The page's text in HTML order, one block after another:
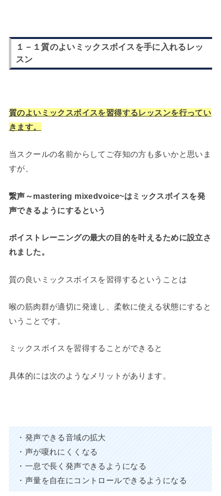
１－１質のよいミックスボイスを手に入れるレッ
スン
質のよいミックスボイスを習得するレッスンを行ってい
きます。
当スクールの名前からしてご存知の方も多いかと思いま
すが、
繋声～mastering mixedvoice~はミックスボイスを発
声できるようにするという
ボイストレーニングの最大の目的を叶えるために設立さ
れました。
質の良いミックスボイスを習得するということは
喉の筋肉群が適切に発達し、柔軟に使える状態にすると
いうことです。
ミックスボイスを習得することができると
具体的には次のようなメリットがあります。
・発声できる音域の拡大
・声が嗄れにくくなる
・一息で長く発声できるようになる
・声量を自在にコントロールできるようになる